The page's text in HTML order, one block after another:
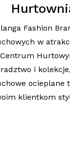
Fashion
w
i
ocieplane
klientkom